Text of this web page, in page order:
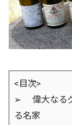
<目次>
➢ 偉大なる
る名家